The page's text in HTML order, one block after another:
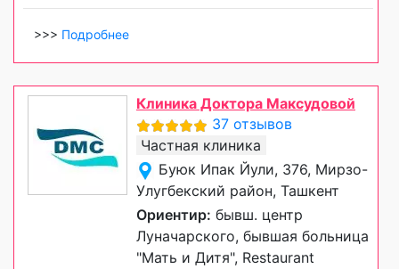
>>> Подробнее
Клиника Доктора Максудовой
37 отзывов
Частная клиника
Буюк Ипак Йули, 376, Мирзо-
Улугбекский район, Ташкент
Ориентир: бывш. центр
Луначарского, бывшая больница
"Мать и Дитя", Restaurant